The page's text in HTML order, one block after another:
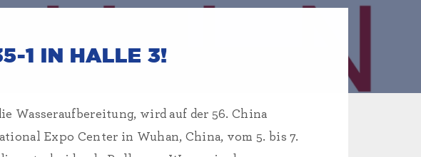
1 IN HALLE 3!
Wasseraufbereitung, wird auf der 56. China
Expo Center in Wuhan, China, vom 5. bis 7.